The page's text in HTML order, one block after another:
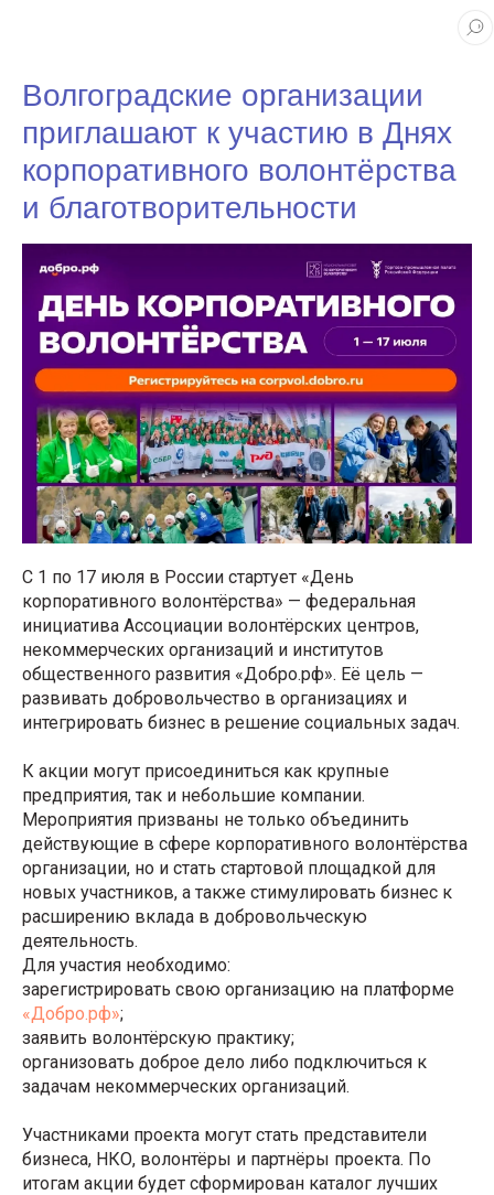
Волгоградские организации
приглашают к участию в Днях
корпоративного волонтёрства
и благотворительности
С 1 по 17 июля в России стартует «День
корпоративного волонтёрства» — федеральная
инициатива Ассоциации волонтёрских центров,
некоммерческих организаций и институтов
общественного развития «Добро.рф». Её цель —
развивать добровольчество в организациях и
интегрировать бизнес в решение социальных задач.
К акции могут присоединиться как крупные
предприятия, так и небольшие компании.
Мероприятия призваны не только объединить
действующие в сфере корпоративного волонтёрства
организации, но и стать стартовой площадкой для
новых участников, а также стимулировать бизнес к
расширению вклада в добровольческую
деятельность.
Для участия необходимо:
зарегистрировать свою организацию на платформе
«Добро.рф»;
заявить волонтёрскую практику;
организовать доброе дело либо подключиться к
задачам некоммерческих организаций.
Участниками проекта могут стать представители
бизнеса, НКО, волонтёры и партнёры проекта. По
итогам акции будет сформирован каталог лучших